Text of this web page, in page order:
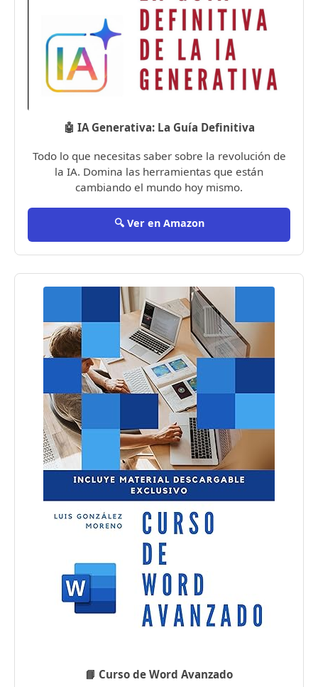
🤖 IA Generativa: La Guía Definitiva
Todo lo que necesitas saber sobre la revolución de
la IA. Domina las herramientas que están
cambiando el mundo hoy mismo.
🔍 Ver en Amazon
📘 Curso de Word Avanzado